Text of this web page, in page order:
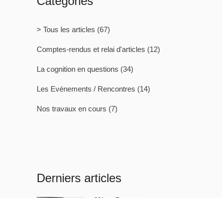
> Tous les articles (67)
Comptes-rendus et relai d'articles (12)
La cognition en questions (34)
Les Evénements / Rencontres (14)
Nos travaux en cours (7)
Derniers articles